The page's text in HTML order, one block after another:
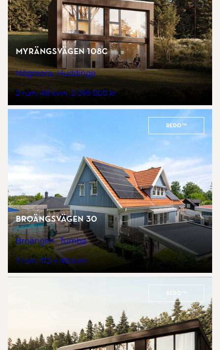
Myrängsvägen 108C
Högmora, Huddinge
2 rum 48 kvm 2 295 000 kr
REDO™
Broängsvägen 30
Broängen, Tumba
7 rum 172 + 40 kvm
REDO™